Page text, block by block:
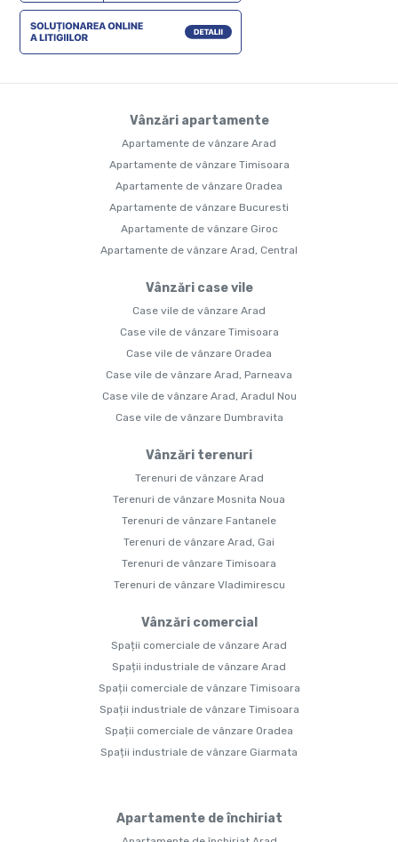
Vânzări apartamente
Apartamente de vânzare Arad
Apartamente de vânzare Timisoara
Apartamente de vânzare Oradea
Apartamente de vânzare Bucuresti
Apartamente de vânzare Giroc
Apartamente de vânzare Arad, Central
Vânzări case vile
Case vile de vânzare Arad
Case vile de vânzare Timisoara
Case vile de vânzare Oradea
Case vile de vânzare Arad, Parneava
Case vile de vânzare Arad, Aradul Nou
Case vile de vânzare Dumbravita
Vânzări terenuri
Terenuri de vânzare Arad
Terenuri de vânzare Mosnita Noua
Terenuri de vânzare Fantanele
Terenuri de vânzare Arad, Gai
Terenuri de vânzare Timisoara
Terenuri de vânzare Vladimirescu
Vânzări comercial
Spații comerciale de vânzare Arad
Spații industriale de vânzare Arad
Spații comerciale de vânzare Timisoara
Spații industriale de vânzare Timisoara
Spații comerciale de vânzare Oradea
Spații industriale de vânzare Giarmata
Apartamente de închiriat